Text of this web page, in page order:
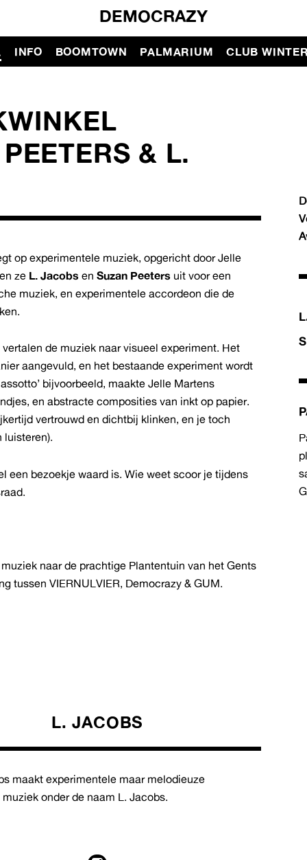
DEMOCRAZY
INFO BOOMTOWN PALMARIUM CLUB
& L.
op experimentele muziek, opgericht door Jelle
ze L. Jacobsen Suzan Peeters uit voor een
muziek, en experimentele accordeon die de
de muziek naar visueel experiment. Het
aangevuld, en het bestaande experiment wordt
bijvoorbeeld, maakte Jelle Martens
en abstracte composities van inkt op papier.
vertrouwd en dichtbij klinken, en je toch
luisteren).
een bezoekje waard is. Wie weet scoor je tijdens
naar de prachtige Plantentuin van het Gents
tussen VIERNULVIER, Democrazy & GUM.
L. JACOBS
maakt experimentele maar melodieuze
onder de naam L. Jacobs.